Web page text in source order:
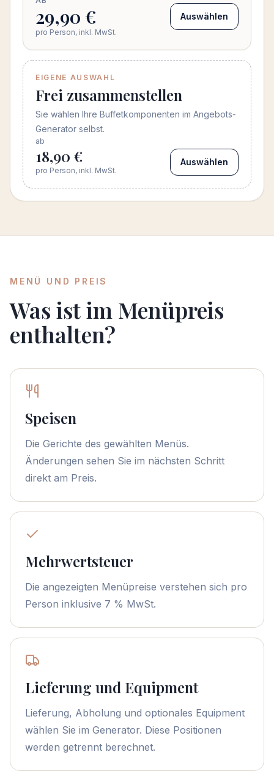
29,90 €
pro Person, inkl. MwSt.
Auswählen
EIGENE AUSWAHL
Frei zusammenstellen
Sie wählen Ihre Buffetkomponenten im Angebots-
Generator selbst.
ab
18,90 €
pro Person, inkl. MwSt.
Auswählen
MENÜ UND PREIS
Was ist im Menüpreis
enthalten?
Speisen
Die Gerichte des gewählten Menüs.
Änderungen sehen Sie im nächsten Schritt
direkt am Preis.
Mehrwertsteuer
Die angezeigten Menüpreise verstehen sich pro
Person inklusive 7 % MwSt.
Lieferung und Equipment
Lieferung, Abholung und optionales Equipment
wählen Sie im Generator. Diese Positionen
werden getrennt berechnet.